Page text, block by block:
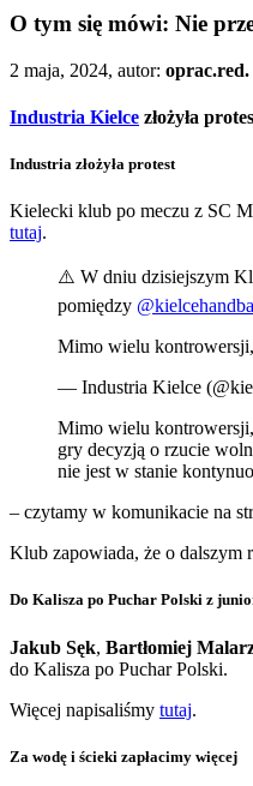
O tym się mówi: Nie
2 maja, 2024, autor: oprac.red.
Industria Kielce złożyła
Industria złożyła protest
Kielecki klub po meczu z SC
tutaj.
⚠️ W dniu dzisiejszym
pomiędzy
Mimo wielu
— Industria Kielce
Mimo wielu kontrowersji,
gry decyzją o rzucie
nie jest w stanie
– czytamy w komunikacie na
Klub zapowiada, że o dalszym
Do Kalisza po Puchar Polski z
Jakub Sęk, Bartłomiej
do Kalisza po Puchar Polski.
Więcej napisaliśmy tutaj.
Za wodę i ścieki zapłacimy więcej